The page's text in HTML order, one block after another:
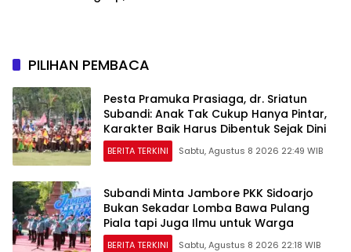
PILIHAN PEMBACA
Pesta Pramuka Prasiaga, dr. Sriatun
Subandi: Anak Tak Cukup Hanya Pintar,
Karakter Baik Harus Dibentuk Sejak Dini
BERITA TERKINI Sabtu, Agustus 8 2026 22:49 WIB
Subandi Minta Jambore PKK Sidoarjo
Bukan Sekadar Lomba Bawa Pulang
Piala tapi Juga Ilmu untuk Warga
BERITA TERKINI Sabtu, Agustus 8 2026 22:18 WIB